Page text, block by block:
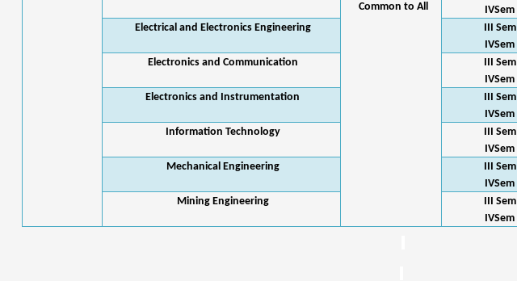
Common to All
IVSem
Electrical and Electronics Engineering
III Sem
IVSem
Electronics and Communication
III Sem
IVSem
Electronics and Instrumentation
III Sem
IVSem
Information Technology
III Sem
IVSem
Mechanical Engineering
III Sem
IVSem
Mining Engineering
III Sem
IVSem